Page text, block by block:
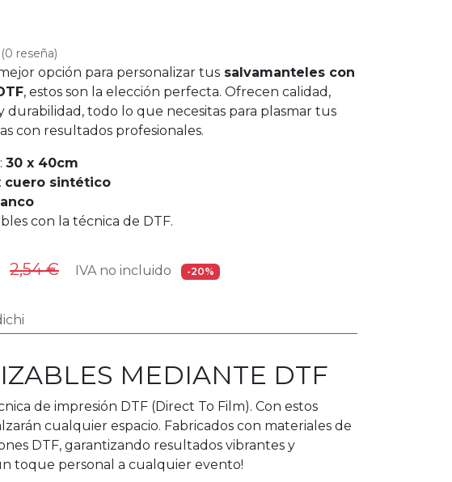
(0 reseña)
opción para personalizar tus salvamanteles con
, estos son la elección perfecta. Ofrecen calidad,
durabilidad, todo lo que necesitas para plasmar tus
con resultados profesionales.
30 x 40cm
cuero sintético
con la técnica de DTF.
2,54€ IVA no incluido -20%
MEDIANTE DTF
de impresión DTF (Direct To Film). Con estos
cualquier espacio. Fabricados con materiales de
DTF, garantizando resultados vibrantes y
toque personal a cualquier evento!